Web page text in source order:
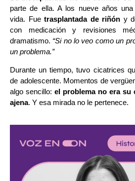
parte de ella. A los nueve años una
vida. Fue trasplantada de riñón y
con medicación y revisiones
dramatismo. “Si no lo veo como un
un problema.”
Durante un tiempo, tuvo cicatrices
de adolescente. Momentos de
algo sencillo: el problema no era su
ajena. Y esa mirada no le pertenece.